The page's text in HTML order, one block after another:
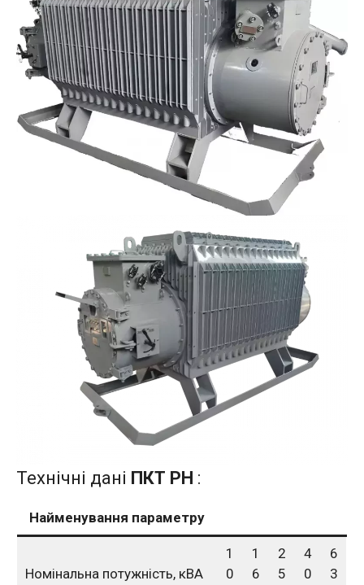
Технічні дані ПКТ РН :
Найменування параметру
Номінальна потужність, кВА
1
0
1
6
2
5
4
0
6
3